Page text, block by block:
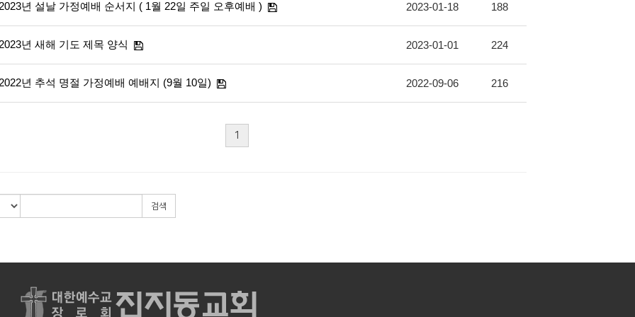
2023년 설날 가정예배 순서지 ( 1월 22일 주일 오후예배 ) 2023-01-18 188
2023년 새해 기도 제목 양식 2023-01-01 224
2022년 추석 명절 가정예배 예배지 (9월 10일) 2022-09-06 216
1
검색